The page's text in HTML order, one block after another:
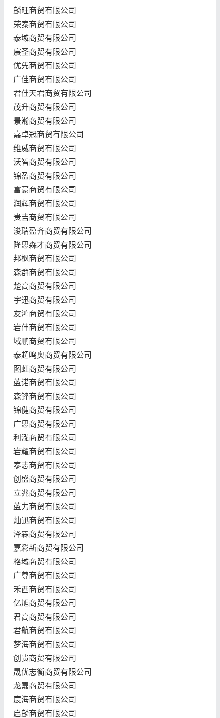
麟旺商贸有限公司
荣泰商贸有限公司
泰域商贸有限公司
宸圣商贸有限公司
优先商贸有限公司
广佳商贸有限公司
君佳天君商贸有限公司
茂升商贸有限公司
景瀚商贸有限公司
嘉卓冠商贸有限公司
维威商贸有限公司
沃智商贸有限公司
锦盈商贸有限公司
富豪商贸有限公司
润辉商贸有限公司
贵吉商贸有限公司
浚瑞盈齐商贸有限公司
隆思森才商贸有限公司
邦枫商贸有限公司
森群商贸有限公司
楚高商贸有限公司
宇迅商贸有限公司
友鸿商贸有限公司
岩伟商贸有限公司
域鹏商贸有限公司
泰超鸣奥商贸有限公司
图虹商贸有限公司
蓝诺商贸有限公司
森锋商贸有限公司
锦健商贸有限公司
广思商贸有限公司
利泓商贸有限公司
岩耀商贸有限公司
泰志商贸有限公司
创盛商贸有限公司
立兆商贸有限公司
蓝力商贸有限公司
灿迅商贸有限公司
泽霖商贸有限公司
嘉彩新商贸有限公司
格域商贸有限公司
广尊商贸有限公司
禾西商贸有限公司
亿旭商贸有限公司
君高商贸有限公司
君航商贸有限公司
梦海商贸有限公司
创贵商贸有限公司
晟优志衡商贸有限公司
龙嘉商贸有限公司
宸海商贸有限公司
启麟商贸有限公司